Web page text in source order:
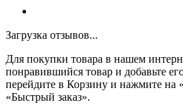
Загрузка отзывов...
Для покупки товара в нашем
понравившийся товар и добавьте
перейдите в Корзину и нажмите на
«Быстрый заказ».